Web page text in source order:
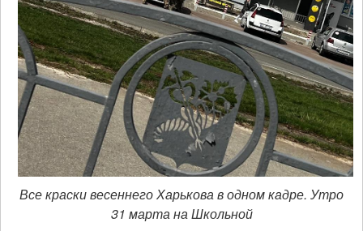
Все краски весеннего Харькова в одном кадре. Утро
31 марта на Школьной